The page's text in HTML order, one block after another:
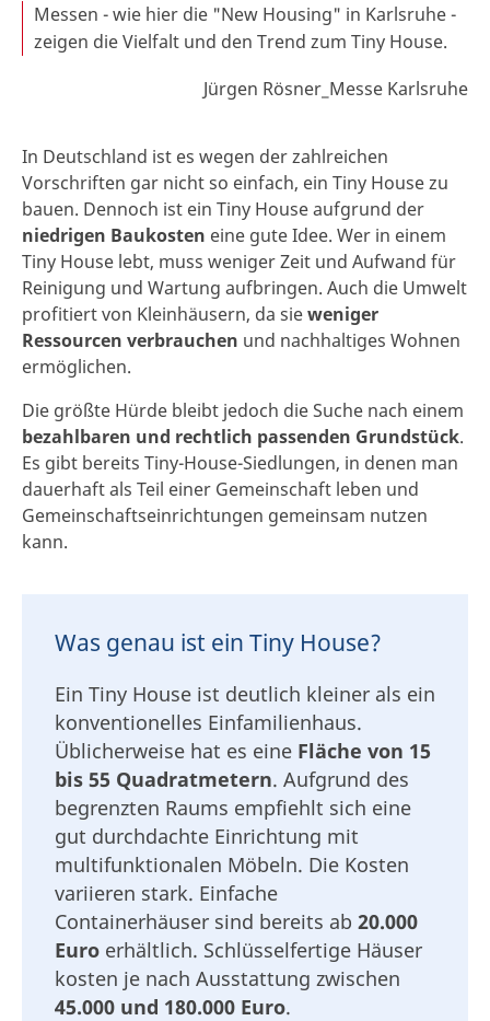
Messen - wie hier die "New Housing" in Karlsruhe -
zeigen die Vielfalt und den Trend zum Tiny House.
Jürgen Rösner_Messe Karlsruhe
In Deutschland ist es wegen der zahlreichen
Vorschriften gar nicht so einfach, ein Tiny House zu
bauen. Dennoch ist ein Tiny House aufgrund der
niedrigen Baukosten eine gute Idee. Wer in einem
Tiny House lebt, muss weniger Zeit und Aufwand für
Reinigung und Wartung aufbringen. Auch die Umwelt
profitiert von Kleinhäusern, da sieweniger
Ressourcen verbrauchen und nachhaltiges Wohnen
ermöglichen.
Die größte Hürde bleibt jedoch die Suche nach einem
bezahlbaren und rechtlich passenden Grundstück.
Es gibt bereits Tiny-House-Siedlungen, in denen man
dauerhaft als Teil einer Gemeinschaft leben und
Gemeinschaftseinrichtungen gemeinsam nutzen
kann.
Was genau ist ein Tiny House?
Ein Tiny House ist deutlich kleiner als ein
konventionelles Einfamilienhaus.
Üblicherweise hat es eine Fläche von 15
bis 55 Quadratmetern. Aufgrund des
begrenzten Raums empfiehlt sich eine
gut durchdachte Einrichtung mit
multifunktionalen Möbeln. Die Kosten
variieren stark. Einfache
Containerhäuser sind bereits ab 20.000
Euro erhältlich. Schlüsselfertige Häuser
kosten je nach Ausstattung zwischen
45.000 und 180.000 Euro.